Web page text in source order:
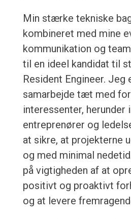
Min stærke tekniske
kombineret med mine
kommunikation og
til en ideel kandidat til
Resident Engineer. Jeg
samarbejde tæt med
interessenter, herunder
entreprenører og
at sikre, at projekterne
og med minimal
på vigtigheden af at
positivt og proaktivt
og at levere